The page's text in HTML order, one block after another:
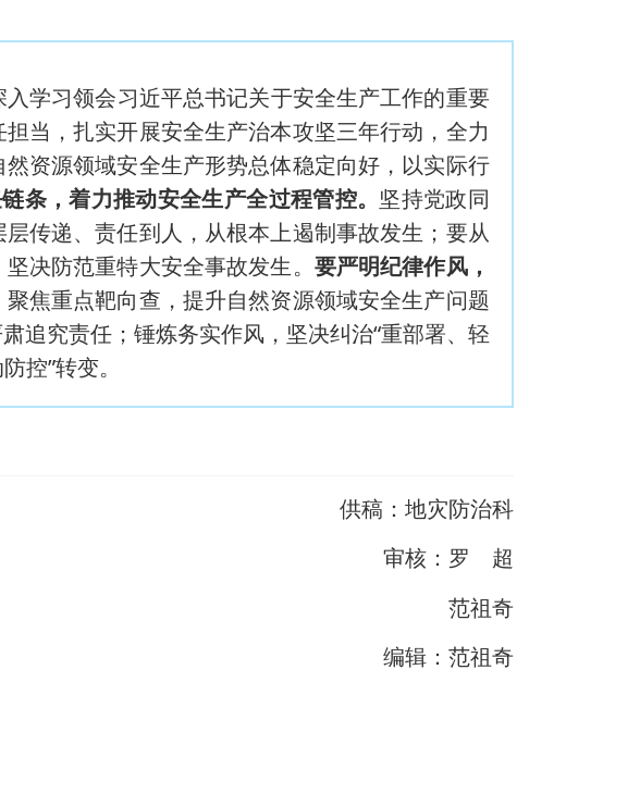
入学习领会习近平总书记关于安全生产工作的重要
当，扎实开展安全生产治本攻坚三年行动，全力
资源领域安全生产形势总体稳定向好，以实际行
条，着力推动安全生产全过程管控。 坚持党政同
传递、责任到人，从根本上遏制事故发生；要从
决防范重特大安全事故发生。 要严明纪律作风，
焦重点靶向查，提升自然资源领域安全生产问题
追究责任；锤炼务实作风，坚决纠治“重部署、轻
控”转变。
供稿：地灾防治科
审核：罗 超
范祖奇
编辑：范祖奇